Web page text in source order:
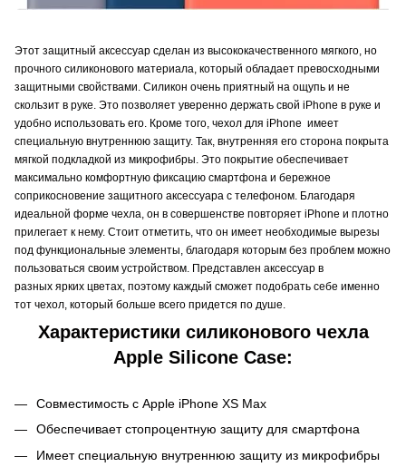
Этот защитный аксессуар сделан из высококачественного мягкого, но
прочного силиконового материала, который обладает превосходными
защитными свойствами. Силикон очень приятный на ощупь и не
скользит в руке. Это позволяет уверенно держать свой iPhone в руке и
удобно использовать его. Кроме того, чехол для iPhone имеет
специальную внутреннюю защиту. Так, внутренняя его сторона покрыта
мягкой подкладкой из микрофибры. Это покрытие обеспечивает
максимально комфортную фиксацию смартфона и бережное
соприкосновение защитного аксессуара с телефоном. Благодаря
идеальной форме чехла, он в совершенстве повторяет iPhone и плотно
прилегает к нему. Стоит отметить, что он имеет необходимые вырезы
под функциональные элементы, благодаря которым без проблем можно
пользоваться своим устройством. Представлен аксессуар в
разных ярких цветах, поэтому каждый сможет подобрать себе именно
тот чехол, который больше всего придется по душе.
Характеристики силиконового чехла
Apple Silicone Case:
Совместимость с Apple iPhone XS Max
Обеспечивает стопроцентную защиту для смартфона
Имеет специальную внутреннюю защиту из микрофибры